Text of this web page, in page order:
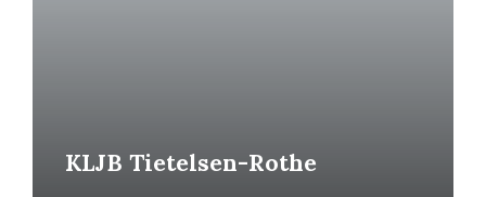
KLJB Tietelsen-Rothe